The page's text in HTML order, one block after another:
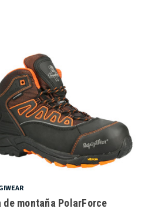
de montaña PolarForce